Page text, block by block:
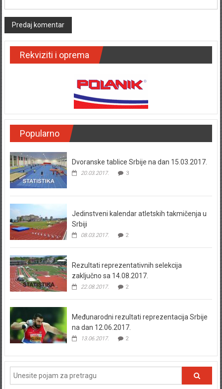
Rekviziti i oprema
Popularno
Dvoranske tablice Srbije na dan 15.03.2017.
20.03.2017. 3
Jedinstveni kalendar atletskih takmičenja u
Srbiji
08.03.2017. 2
Rezultati reprezentativnih selekcija
zaključno sa 14.08.2017.
22.08.2017. 2
Međunarodni rezultati reprezentacija Srbije
na dan 12.06.2017.
13.06.2017. 2